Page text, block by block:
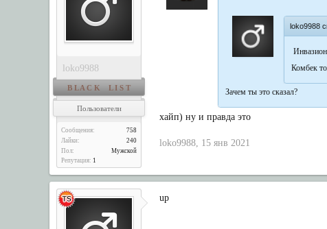
loko9988
B L A C K L I S T
Пользователи
Сообщения:
758
Лайки:
240
Пол:
Мужской
Репутация: 1
loko9988
Комбек
Зачем ты это сказал?
хайп) ну и правда это
loko9988, 15 янв 2021
up